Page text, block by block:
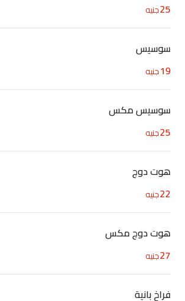
25جنيه
سوسيس
19جنيه
سوسيس مكس
25جنيه
هوت دوج
22جنيه
هوت دوج مكس
27جنيه
فراخ بانية